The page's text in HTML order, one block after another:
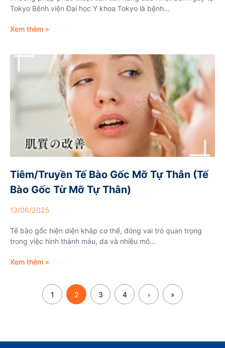
Tokyo Bệnh viện Đại học Y khoa Tokyo là bệnh...
Xem thêm »
Tiêm/Truyền Tế Bào Gốc Mỡ Tự Thân (Tế
Bào Gốc Từ Mỡ Tự Thân)
13/06/2025
Tế bào gốc hiện diện khắp cơ thể, đóng vai trò quan trọng
trong việc hình thành máu, da và nhiều mô...
Xem thêm »
1 2 3 4 › »